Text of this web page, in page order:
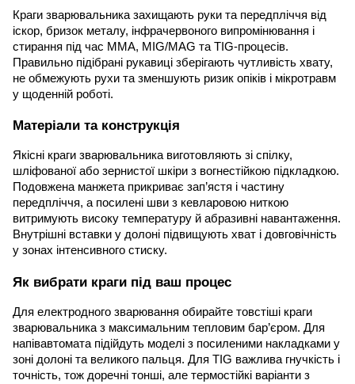
Краги зварювальника захищають руки та передпліччя від
іскор, бризок металу, інфрачервоного випромінювання і
стирання під час ММА, MIG/MAG та TIG-процесів.
Правильно підібрані рукавиці зберігають чутливість хвату,
не обмежують рухи та зменшують ризик опіків і мікротравм
у щоденній роботі.
Матеріали та конструкція
Якісні краги зварювальника виготовляють зі спілку,
шліфованої або зернистої шкіри з вогнестійкою підкладкою.
Подовжена манжета прикриває зап’ястя і частину
передпліччя, а посилені шви з кевларовою ниткою
витримують високу температуру й абразивні навантаження.
Внутрішні вставки у долоні підвищують хват і довговічність
у зонах інтенсивного стиску.
Як вибрати краги під ваш процес
Для електродного зварювання обирайте товстіші краги
зварювальника з максимальним тепловим бар’єром. Для
напівавтомата підійдуть моделі з посиленими накладками у
зоні долоні та великого пальця. Для TIG важлива гнучкість і
точність, тож доречні тонші, але термостійкі варіанти з